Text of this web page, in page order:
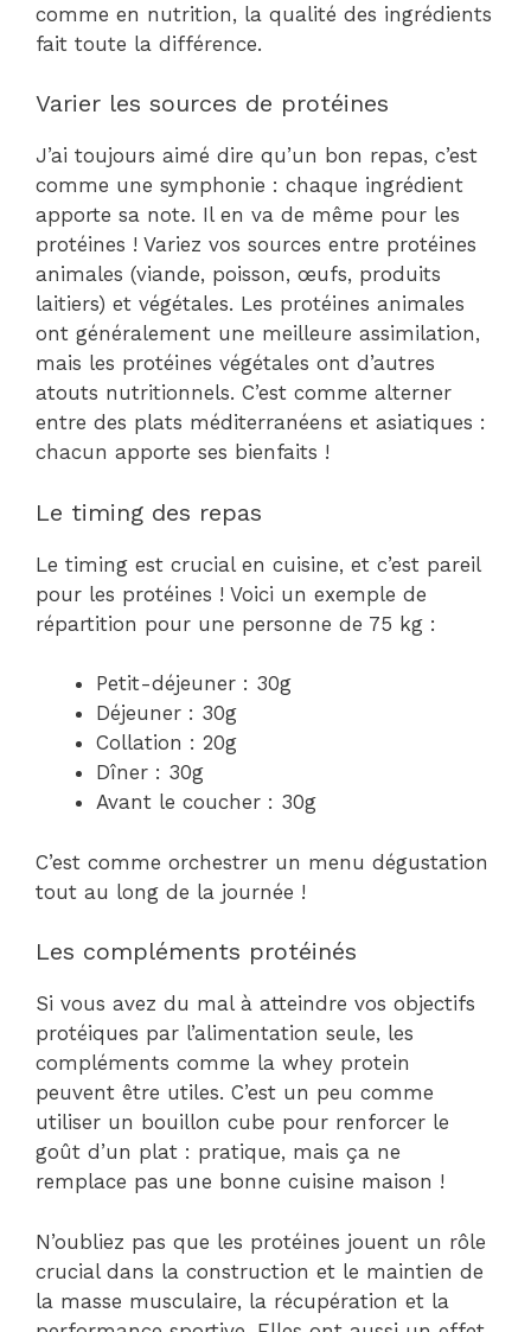
comme en nutrition, la qualité des ingrédients
fait toute la différence.
Varier les sources de protéines
J’ai toujours aimé dire qu’un bon repas, c’est
comme une symphonie : chaque ingrédient
apporte sa note. Il en va de même pour les
protéines ! Variez vos sources entre protéines
animales (viande, poisson, œufs, produits
laitiers) et végétales. Les protéines animales
ont généralement une meilleure assimilation,
mais les protéines végétales ont d’autres
atouts nutritionnels. C’est comme alterner
entre des plats méditerranéens et asiatiques :
chacun apporte ses bienfaits !
Le timing des repas
Le timing est crucial en cuisine, et c’est pareil
pour les protéines ! Voici un exemple de
répartition pour une personne de 75 kg :
Petit-déjeuner : 30g
Déjeuner : 30g
Collation : 20g
Dîner : 30g
Avant le coucher : 30g
C’est comme orchestrer un menu dégustation
tout au long de la journée !
Les compléments protéinés
Si vous avez du mal à atteindre vos objectifs
protéiques par l’alimentation seule, les
compléments comme la whey protein
peuvent être utiles. C’est un peu comme
utiliser un bouillon cube pour renforcer le
goût d’un plat : pratique, mais ça ne
remplace pas une bonne cuisine maison !
N’oubliez pas que les protéines jouent un rôle
crucial dans la construction et le maintien de
la masse musculaire, la récupération et la